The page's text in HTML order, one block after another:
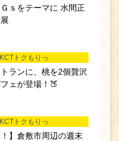
ｓをテーマに 水間正
KCTトクもりっ
ランに、桃を2個贅沢
ェが登場！🍑
KCTトクもりっ
！】倉敷市周辺の週末